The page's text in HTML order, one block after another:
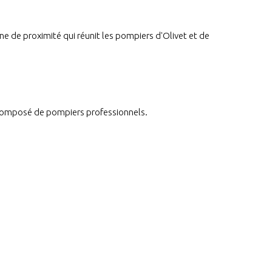
de proximité qui réunit les pompiers d'Olivet et de
de pompiers professionnels.